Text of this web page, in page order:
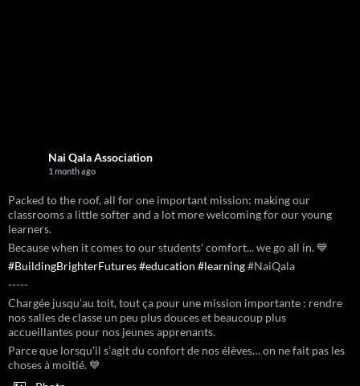
Nai Qala Association
1 month ago
Packed to the roof, all for one important mission: making our
classrooms a little softer and a lot more welcoming for our young
learners.
Because when it comes to our students' comfort... we go all in. 💙
#BuildingBrighterFutures#education #learning#NaiQala
-----
Chargée jusqu’au toit, tout ça pour une mission importante : rendre
nos salles de classe un peu plus douces et beaucoup plus
accueillantes pour nos jeunes apprenants.
Parce que lorsqu’il s’agit du confort de nos élèves… on ne fait pas les
choses à moitié. 💙